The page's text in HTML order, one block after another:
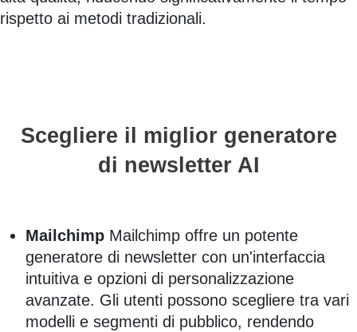
rispetto ai metodi tradizionali.
Scegliere il miglior generatore
di newsletter AI
Mailchimp Mailchimp offre un potente
generatore di newsletter con un'interfaccia
intuitiva e opzioni di personalizzazione
avanzate. Gli utenti possono scegliere tra vari
modelli e segmenti di pubblico, rendendo